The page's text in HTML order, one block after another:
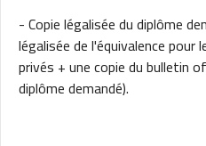
- Copie légalisée du diplôme
légalisée de l'équivalence
privés + une copie du bulletin
diplôme demandé).